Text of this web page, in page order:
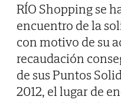
RÍO Shopping se
encuentro de la
con motivo de su
recaudación
de sus Puntos
2012, el lugar de